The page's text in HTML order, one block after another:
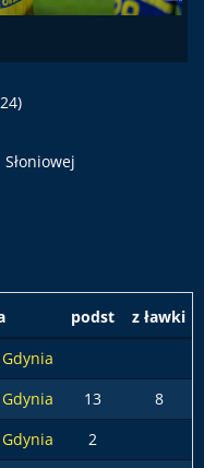
podst
z ławki
13 8
2